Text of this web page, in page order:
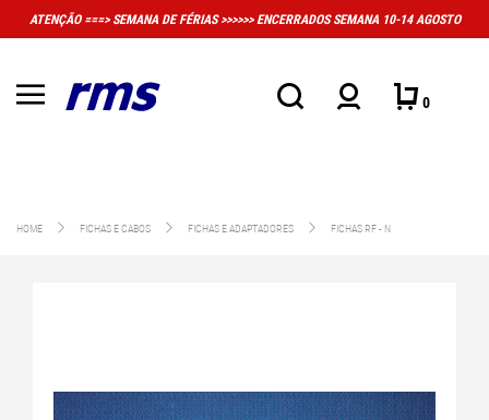
FÉRIAS >>>>>> ENCERRADOS SEMANA 10-14 AGOSTO
MUITO IMPORTANTE:
0
HOME FICHAS E CABOS FICHAS E ADAPTADORES FICHAS RF - N